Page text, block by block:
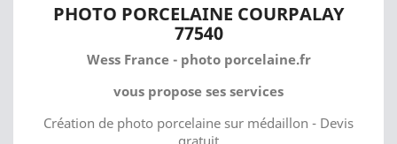
PHOTO PORCELAINE COURPALAY
77540
Wess France - photo porcelaine.fr
vous propose ses services
Création de photo porcelaine sur médaillon - Devis
gratuit